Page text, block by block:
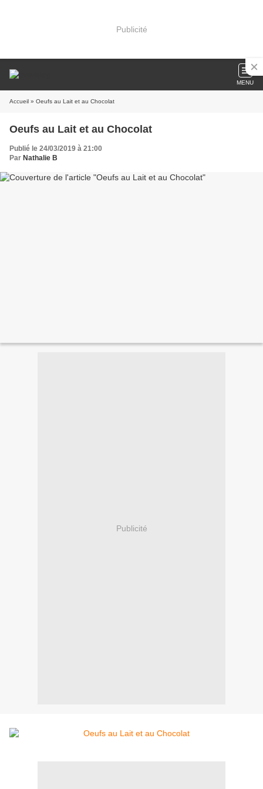
Publicité
MENU
Accueil » Oeufs au Lait et au Chocolat
Oeufs au Lait et au Chocolat
Publié le 24/03/2019 à 21:00
Par Nathalie B
Publicité